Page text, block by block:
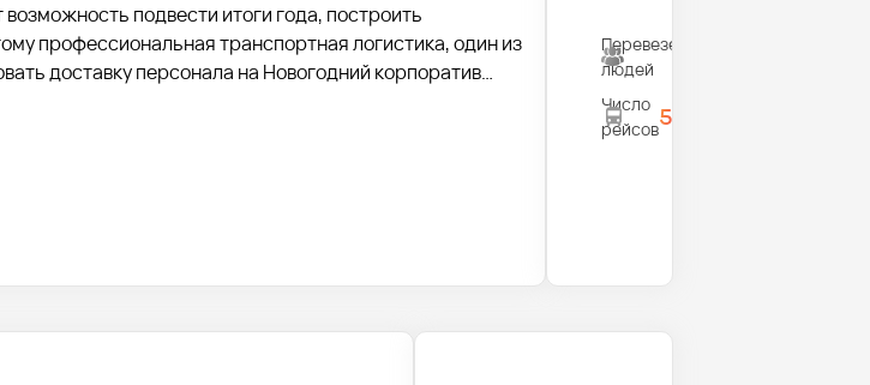
подвести итоги года, построить
профессиональная транспортная логистика, один из
доставку персонала на Новогодний корпоратив
Перевезено
людей
Число
рейсов5